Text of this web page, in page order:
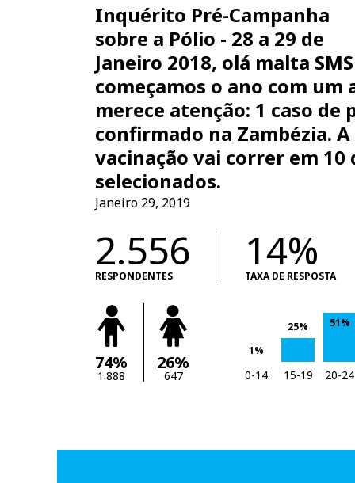
Inquérito Pré-Campanha
sobre a Pólio - 28 a 29 de
Janeiro 2018, olá malta
começamos o ano com um
merece atenção: 1 caso de
confirmado na Zambézia.
vacinação vai correr em
selecionados.
Janeiro 29, 2019
2.556
RESPONDENTES
14%
TAXA DE RESPOSTA
74%
1.888
26%
647
1%
25% 51%
0-14 15-19 20-24